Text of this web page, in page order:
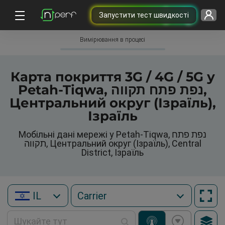
Запустити тест швидкості
Вимірювання в процесі
Карта покриття 3G / 4G / 5G у
Petah-Tiqwa, נפת פתח תקווה,
Центральний округ (Ізраїль),
Ізраїль
Мобільні дані мережі у Petah-Tiqwa, נפת פתח
תקווה, Центральний округ (Ізраїль), Central
District, Ізраїль
IL